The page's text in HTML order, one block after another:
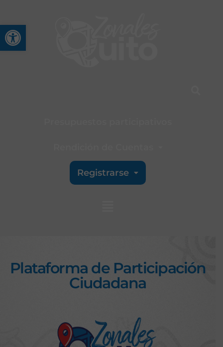
Abrir barra de
Registrarse
Plataforma de Participación
Ciudadana